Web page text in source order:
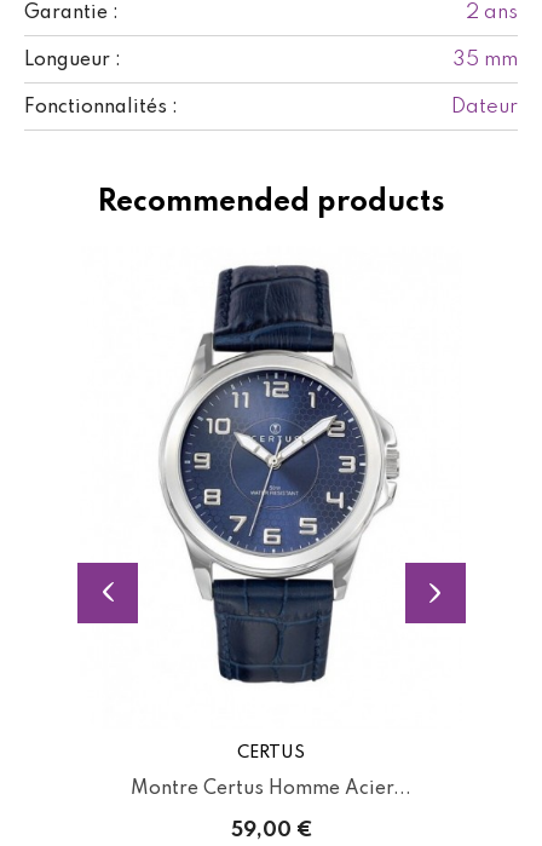
Garantie : 2 ans
Longueur : 35 mm
Fonctionnalités : Dateur
Recommended products
CERTUS
Montre Certus Homme Acier...
59,00 €